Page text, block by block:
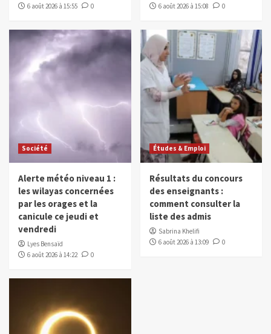
6 août 2026 à 15:55
0
6 août 2026 à 15:08
0
Société
Alerte météo niveau 1 :
les wilayas concernées
par les orages et la
canicule ce jeudi et
vendredi
Lyes Bensaïd
6 août 2026 à 14:22
0
Études & Emploi
Résultats du concours
des enseignants :
comment consulter la
liste des admis
Sabrina Khelifi
6 août 2026 à 13:09
0